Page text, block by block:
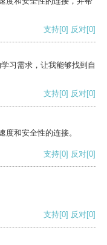
支持[0] 反对[0]
习需求，让我能够找到自
支持[0] 反对[0]
和安全性的连接。
支持[0] 反对[0]
支持[0] 反对[0]